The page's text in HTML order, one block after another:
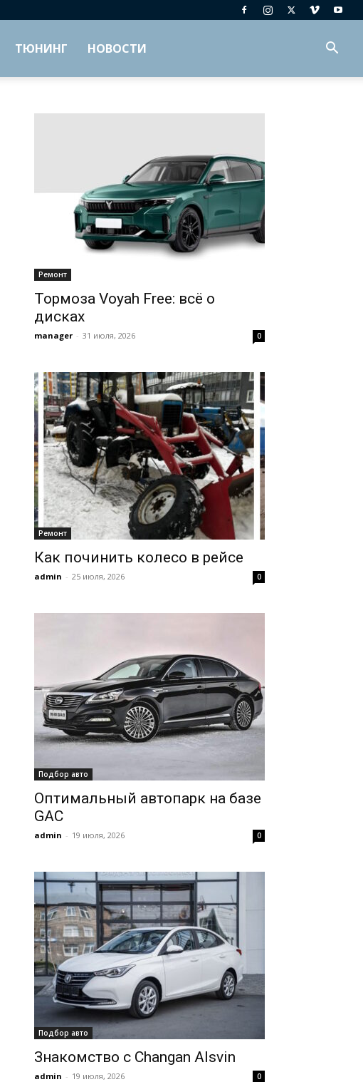
ТЮНИНГ НОВОСТИ
Ремонт
Тормоза Voyah Free: всё о
дисках
manager - 31 июля, 2026 0
Ремонт
Как починить колесо в рейсе
admin - 25 июля, 2026 0
Подбор авто
Оптимальный автопарк на базе
GAC
admin - 19 июля, 2026 0
Подбор авто
Знакомство с Changan Alsvin
admin - 19 июля, 2026 0